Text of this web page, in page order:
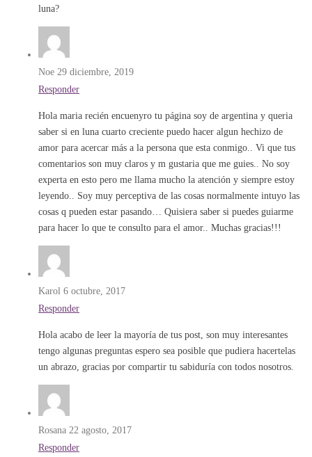
luna?
Noe 29 diciembre, 2019
Responder
Hola maria recién encuenyro tu página soy de argentina y queria
saber si en luna cuarto creciente puedo hacer algun hechizo de
amor para acercar más a la persona que esta conmigo.. Vi que tus
comentarios son muy claros y m gustaria que me guies.. No soy
experta en esto pero me llama mucho la atención y siempre estoy
leyendo.. Soy muy perceptiva de las cosas normalmente intuyo las
cosas q pueden estar pasando… Quisiera saber si puedes guiarme
para hacer lo que te consulto para el amor.. Muchas gracias!!!
Karol 6 octubre, 2017
Responder
Hola acabo de leer la mayoría de tus post, son muy interesantes
tengo algunas preguntas espero sea posible que pudiera hacertelas
un abrazo, gracias por compartir tu sabiduría con todos nosotros.
Rosana 22 agosto, 2017
Responder